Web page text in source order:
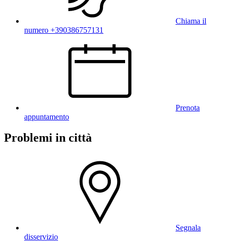
Chiama il
numero +390386757131
Prenota
appuntamento
Problemi in città
Segnala
disservizio